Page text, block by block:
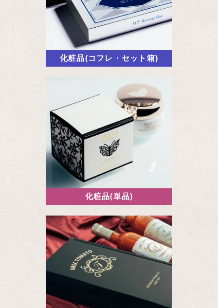
化粧品(コフレ・セット箱)
化粧品(単品)